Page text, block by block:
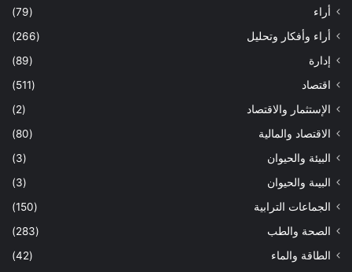
أراء
(79)
أراء وأفكار وتحليل
(266)
إدارة
(89)
اقتصاد
(511)
الإستثمار والاقتصاد
(2)
الاقتصاد والمالية
(80)
البيئة والحيوان
(3)
البيىة والحيوان
(3)
الجماعات الترابية
(150)
الصحة والطب
(283)
الطاقة والماء
(42)